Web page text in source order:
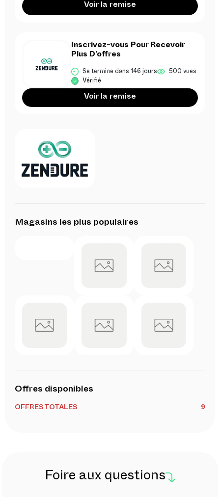
Voir la remise
Inscrivez-vous Pour Recevoir
Plus D’offres
Se termine dans 146 jours 500 vues
Vérifié
Voir la remise
Magasins les plus populaires
Offres disponibles
OFFRES TOTALES 9
Foire aux questions